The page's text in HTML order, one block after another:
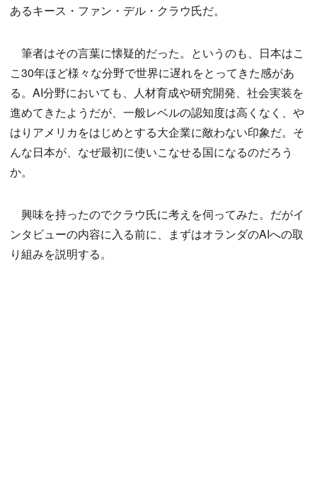
あるキース・ファン・デル・クラウ氏だ。
筆者はその言葉に懐疑的だった。というのも、日本はこ
こ30年ほど様々な分野で世界に遅れをとってきた感があ
る。AI分野においても、人材育成や研究開発、社会実装を
進めてきたようだが、一般レベルの認知度は高くなく、や
はりアメリカをはじめとする大企業に敵わない印象だ。そ
んな日本が、なぜ最初に使いこなせる国になるのだろう
か。
興味を持ったのでクラウ氏に考えを伺ってみた。だがイ
ンタビューの内容に入る前に、まずはオランダのAIへの取
り組みを説明する。